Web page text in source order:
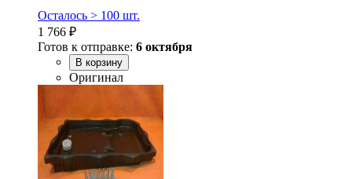
Осталось > 100 шт.
1 766 ₽
Готов к отправке: 6 октября
В корзину
Оригинал